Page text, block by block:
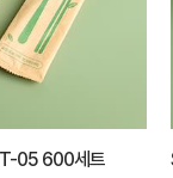
05 600세트